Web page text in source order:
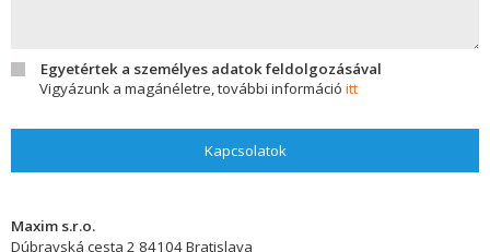
Egyetértek a személyes adatok feldolgozásával
Vigyázunk a magánéletre, további információ itt
Kapcsolatok
Maxim s.r.o.
Dúbravská cesta 2 84104Bratislava